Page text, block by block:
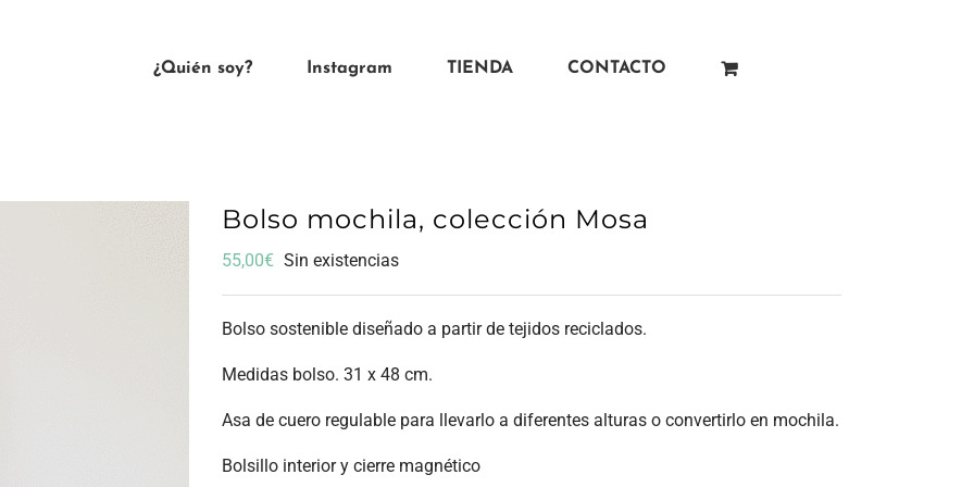
¿Quién soy? Instagram TIENDA CONTACTO
Bolso mochila, colección Mosa
55,00€ Sin existencias
Bolso sostenible diseñado a partir de tejidos reciclados.
Medidas bolso. 31 x 48 cm.
Asa de cuero regulable para llevarlo a diferentes alturas o convertirlo en mochila.
Bolsillo interior y cierre magnético